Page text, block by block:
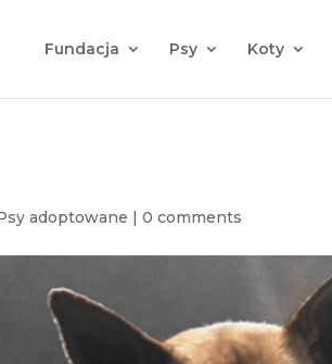
Fundacja Psy Koty
adoptowane |0 comments